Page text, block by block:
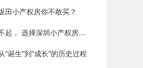
田小产权房你不敢买？
圳小产权房吧，大湾区深圳是核？
诞生”到“成长”的历史过程